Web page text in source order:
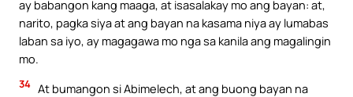
ay babangon kang maaga, at isasalakay mo ang bayan: at,
narito, pagka siya at ang bayan na kasama niya ay lumabas
laban sa iyo, ay magagawa mo nga sa kanila ang magalingin
mo.
34 At bumangon si Abimelech, at ang buong bayan na